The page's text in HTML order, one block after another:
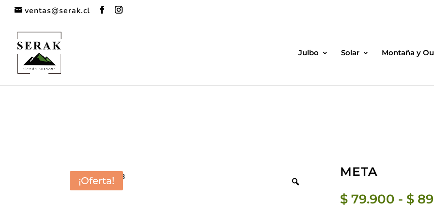
content/plugins/wordfence/vendor/wordfence/wf-waf/src/lib/rules.php
ventas@serak.cl
Julbo Solar Montaña y
¡Oferta!
META
$79.900 - $